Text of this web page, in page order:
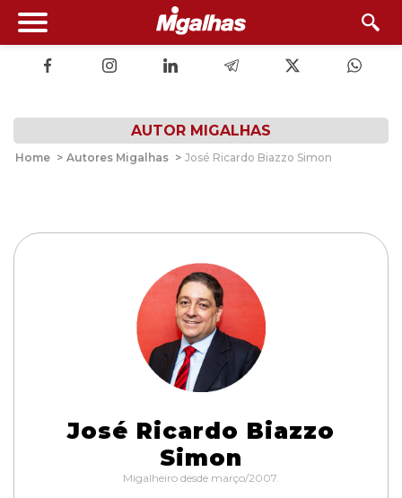
AUTOR MIGALHAS
Home > Autores Migalhas > José Ricardo Biazzo Simon
José Ricardo Biazzo
Simon
Migalheiro desde março/2007.